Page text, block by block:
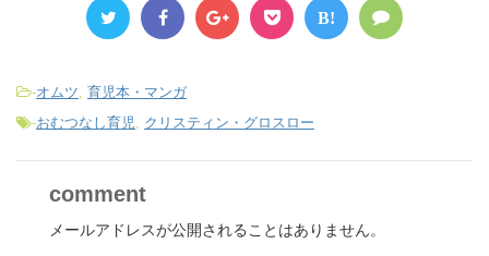
B!
-オムツ 育児本・マンガ
-おむつなし育児 クリスティン・グロスロー
comment
メールアドレスが公開されることはありません。